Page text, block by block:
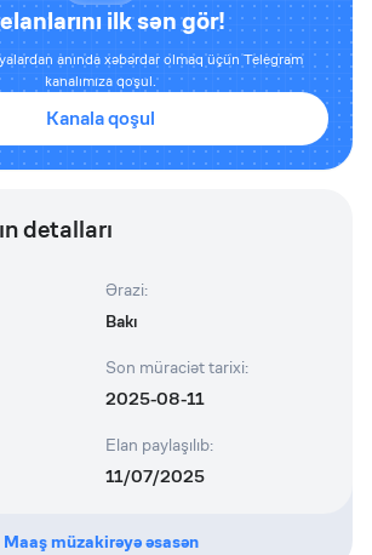
ilk sən gör!
anında xəbərdar olmaq üçün Telegram
kanalımıza qoşul.
Kanala qoşul
detalları
Ərazi:
Bakı
Son müraciət tarixi:
2025-08-11
Elan paylaşılıb:
11/07/2025
Maaş müzakirəyə əsasən